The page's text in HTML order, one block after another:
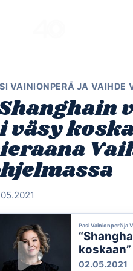
VAINIONPERÄ JA VAIHDE
väsy
Pasi Vainionperä ja
Vapaalle
02.05.2021